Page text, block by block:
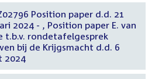
Position paper d.d. 21
, Position paper E. van
t.b.v. rondetafelgesprek
bij de Krijgsmacht d.d. 6
2024